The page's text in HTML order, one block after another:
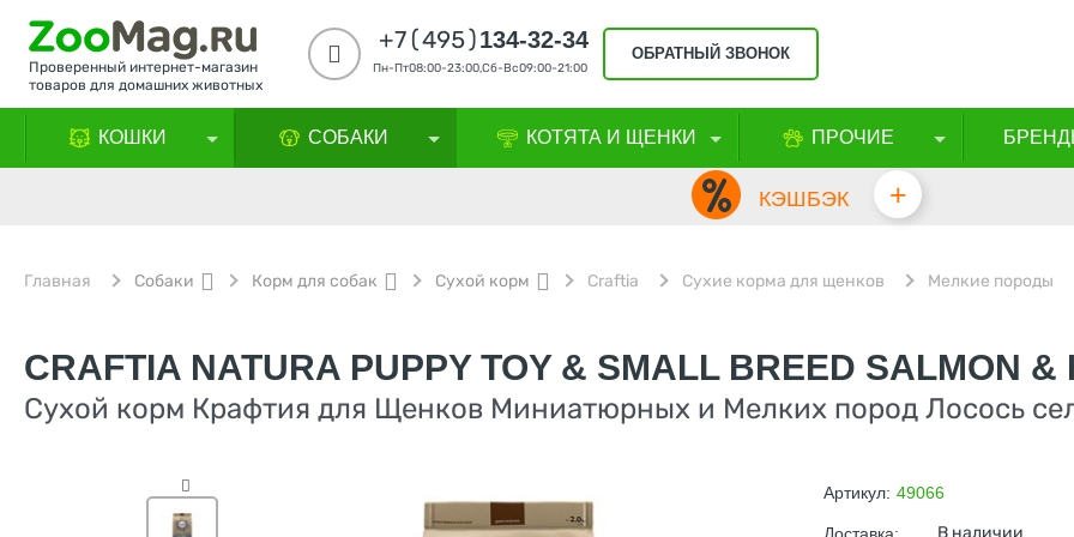
Проверенный интернет-магазин
товаров для домашних животных
+7(495)134-32-34
Пн-Пт08:00-23:00,Сб-Вс09:00-21:00
ОБРАТНЫЙ ЗВОНОК
КОШКИ СОБАКИ КОТЯТА И ЩЕНКИ ПРОЧИЕ
КЭШБЭК +
Главная Собаки Корм для собак Сухой корм Craftia Сухие корма для щенков Мелкие породы
CRAFTIA NATURA PUPPY TOY & SMALL BREED SALMON &
Сухой корм Крафтия для Щенков Миниатюрных и Мелких пород Лосось
Артикул: 49066
В наличии